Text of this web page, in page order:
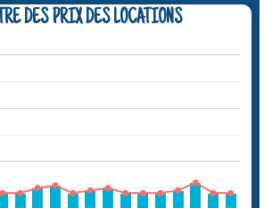
DES PRIX DES LOCATIONS